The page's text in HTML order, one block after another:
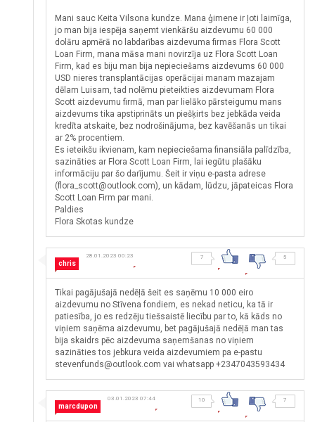
Mani sauc Keita Vilsona kundze. Mana ģimene ir ļoti laimīga,
jo man bija iespēja saņemt vienkāršu aizdevumu 60 000
dolāru apmērā no labdarības aizdevuma firmas Flora Scott
Loan Firm, mana māsa mani novirzīja uz Flora Scott Loan
Firm, kad es biju man bija nepieciešams aizdevums 60 000
USD nieres transplantācijas operācijai manam mazajam
dēlam Luisam, tad nolēmu pieteikties aizdevumam Flora
Scott aizdevumu firmā, man par lielāko pārsteigumu mans
aizdevums tika apstiprināts un piešķirts bez jebkāda veida
kredīta atskaite, bez nodrošinājuma, bez kavēšanās un tikai
ar 2% procentiem.
Es ieteikšu ikvienam, kam nepieciešama finansiāla palīdzība,
sazināties ar Flora Scott Loan Firm, lai iegūtu plašāku
informāciju par šo darījumu. Šeit ir viņu e-pasta adrese
(flora_scott@outlook.com), un kādam, lūdzu, jāpateicas Flora
Scott Loan Firm par mani.
Paldies
Flora Skotas kundze
chris
28.01.2023 00:23 7 5
Tikai pagājušajā nedēļā šeit es saņēmu 10 000 eiro
aizdevumu no Stīvena fondiem, es nekad neticu, ka tā ir
patiesība, jo es redzēju tiešsaistē liecību par to, kā kāds no
viņiem saņēma aizdevumu, bet pagājušajā nedēļā man tas
bija skaidrs pēc aizdevuma saņemšanas no viņiem
sazināties tos jebkura veida aizdevumiem pa e-pastu
stevenfunds@outlook.com vai whatsapp +2347043593434
marcdupon
03.01.2023 07:44 10 7